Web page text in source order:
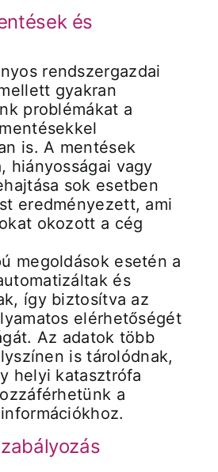
és
rendszergazdai
gyakran
problémákat a
is. A mentések
hiányosságai vagy
sok esetben
eredményezett, ami
okozott a cég
megoldások esetén a
és
így biztosítva az
elérhetőségét
Az adatok több
is tárolódnak,
helyi katasztrófa
a